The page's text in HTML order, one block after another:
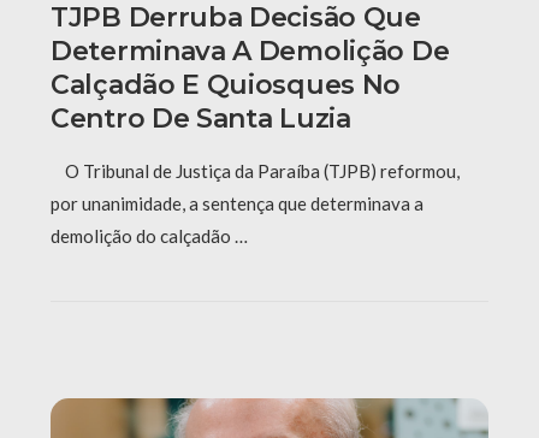
TJPB Derruba Decisão Que
Determinava A Demolição De
Calçadão E Quiosques No
Centro De Santa Luzia
O Tribunal de Justiça da Paraíba (TJPB) reformou,
por unanimidade, a sentença que determinava a
demolição do calçadão …